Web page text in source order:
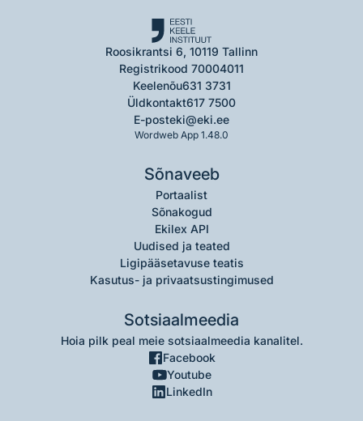
Roosikrantsi 6, 10119 Tallinn
Registrikood 70004011
Keelenõu631 3731
Üldkontakt617 7500
E-posteki@eki.ee
Wordweb App 1.48.0
Sõnaveeb
Portaalist
Sõnakogud
Ekilex API
Uudised ja teated
Ligipääsetavuse teatis
Kasutus- ja privaatsustingimused
Sotsiaalmeedia
Hoia pilk peal meie sotsiaalmeedia kanalitel.
Facebook
Youtube
LinkedIn